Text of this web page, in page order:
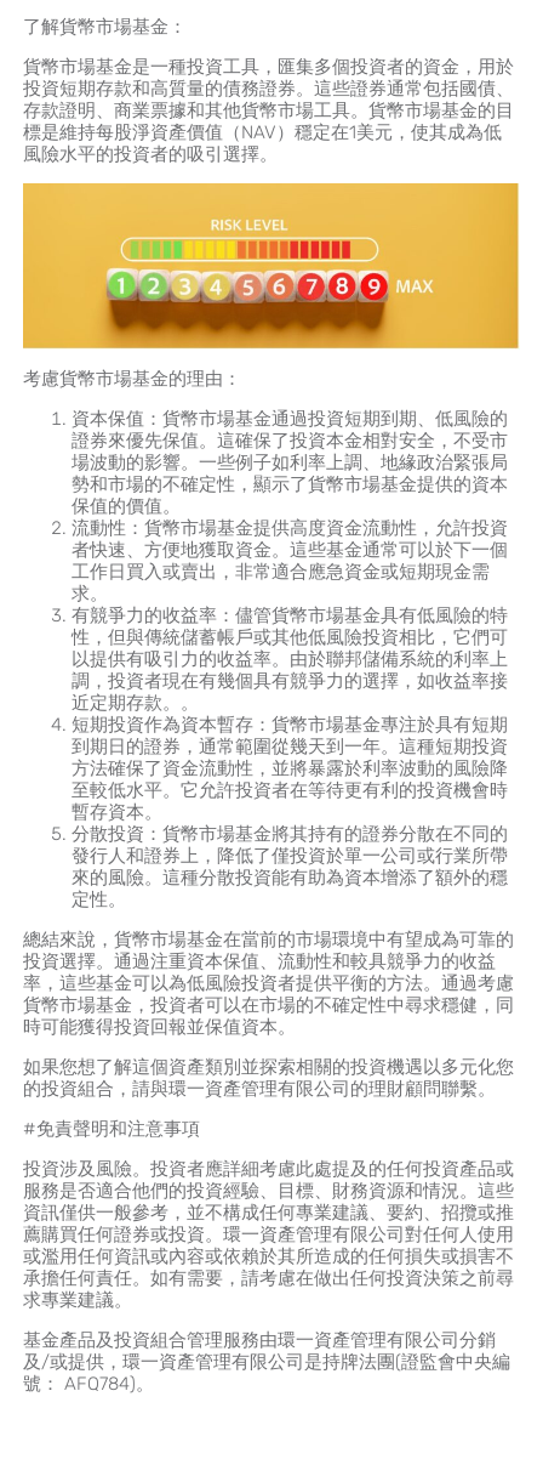
了解貨幣市場基金：
貨幣市場基金是一種投資工具，匯集多個投資者的資金，用於
投資短期存款和高質量的債務證券。這些證券通常包括國債、
存款證明、商業票據和其他貨幣市場工具。貨幣市場基金的目
標是維持每股淨資產價值（NAV）穩定在1美元，使其成為低
風險水平的投資者的吸引選擇。
考慮貨幣市場基金的理由：
資本保值：貨幣市場基金通過投資短期到期、低風險的
證券來優先保值。這確保了投資本金相對安全，不受市
場波動的影響。一些例子如利率上調、地緣政治緊張局
勢和市場的不確定性，顯示了貨幣市場基金提供的資本
保值的價值。
流動性：貨幣市場基金提供高度資金流動性，允許投資
者快速、方便地獲取資金。這些基金通常可以於下一個
工作日買入或賣出，非常適合應急資金或短期現金需
求。
有競爭力的收益率：儘管貨幣市場基金具有低風險的特
性，但與傳統儲蓄帳戶或其他低風險投資相比，它們可
以提供有吸引力的收益率。由於聯邦儲備系統的利率上
調，投資者現在有幾個具有競爭力的選擇，如收益率接
近定期存款。。
短期投資作為資本暫存：貨幣市場基金專注於具有短期
到期日的證券，通常範圍從幾天到一年。這種短期投資
方法確保了資金流動性，並將暴露於利率波動的風險降
至較低水平。它允許投資者在等待更有利的投資機會時
暫存資本。
分散投資：貨幣市場基金將其持有的證券分散在不同的
發行人和證券上，降低了僅投資於單一公司或行業所帶
來的風險。這種分散投資能有助為資本增添了額外的穩
定性。
總結來說，貨幣市場基金在當前的市場環境中有望成為可靠的
投資選擇。通過注重資本保值、流動性和較具競爭力的收益
率，這些基金可以為低風險投資者提供平衡的方法。通過考慮
貨幣市場基金，投資者可以在市場的不確定性中尋求穩健，同
時可能獲得投資回報並保值資本。
如果您想了解這個資產類別並探索相關的投資機遇以多元化您
的投資組合，請與環一資產管理有限公司的理財顧問聯繫。
#免責聲明和注意事項
投資涉及風險。投資者應詳細考慮此處提及的任何投資產品或
服務是否適合他們的投資經驗、目標、財務資源和情況。這些
資訊僅供一般參考，並不構成任何專業建議、要約、招攬或推
薦購買任何證券或投資。環一資產管理有限公司對任何人使用
或濫用任何資訊或內容或依賴於其所造成的任何損失或損害不
承擔任何責任。如有需要，請考慮在做出任何投資決策之前尋
求專業建議。
基金產品及投資組合管理服務由環一資產管理有限公司分銷
及/或提供，環一資產管理有限公司是持牌法團(證監會中央編
號： AFQ784)。